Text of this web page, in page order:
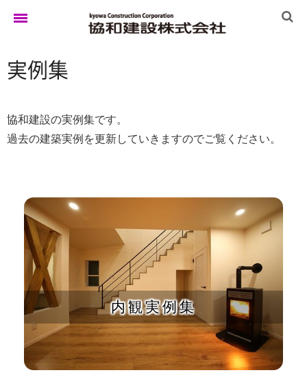
ホーム
ブログ
イベント
会社案内
実例集
協和建設の実例集です。
過去の建築実例を更新していきますのでご覧ください。
内観実例集